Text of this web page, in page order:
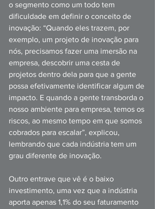
o segmento como um todo tem
dificuldade em definir o conceito de
inovação: “Quando eles trazem, por
exemplo, um projeto de inovação para
nós, precisamos fazer uma imersão na
empresa, descobrir uma cesta de
projetos dentro dela para que a gente
possa efetivamente identificar algum de
impacto. E quando a gente transborda o
nosso ambiente para empresa, temos os
riscos, ao mesmo tempo em que somos
cobrados para escalar”, explicou,
lembrando que cada indústria tem um
grau diferente de inovação.
Outro entrave que vê é o baixo
investimento, uma vez que a indústria
aporta apenas 1,1% do seu faturamento